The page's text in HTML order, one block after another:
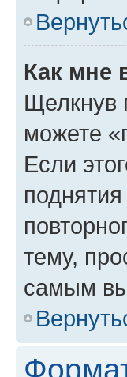
Как мне
Щелкнув
можете
Если
тему,
самым